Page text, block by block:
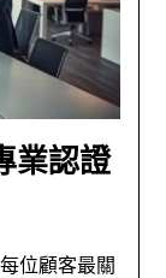
業認證
位顧客最關